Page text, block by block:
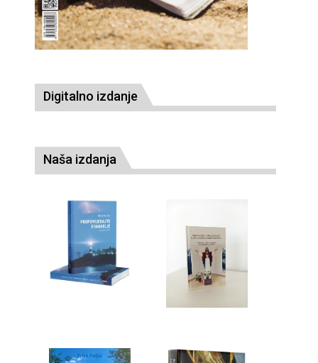
Digitalno izdanje
Naša izdanja